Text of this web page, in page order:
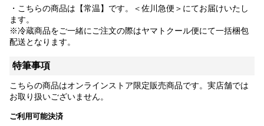
・こちらの商品は【常温】です。＜佐川急便＞にてお届けいたし
ます。
※冷蔵商品をご一緒にご注文の際はヤマトクール便にて一括梱包
配送となります。
特筆事項
こちらの商品はオンラインストア限定販売商品です。実店舗では
お取り扱いございません。
ご利用可能決済